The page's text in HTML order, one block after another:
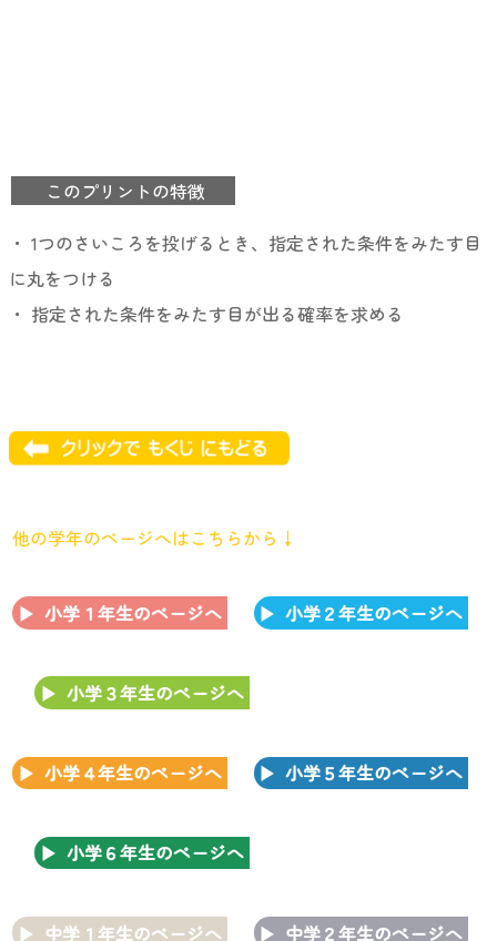
このプリントの特徴
・ 1つのさいころを投げるとき、指定された条件をみたす目
に丸をつける
・ 指定された条件をみたす目が出る確率を求める
他の学年のページへはこちらから↓
小学１年生のページへ 小学２年生のページへ
小学３年生のページへ
小学４年生のページへ 小学５年生のページへ
小学６年生のページへ
中学１年生のページへ 中学２年生のページへ